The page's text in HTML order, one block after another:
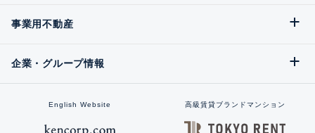
事業用不動産
企業・グループ情報
English Website 高級賃貸ブランドマンション